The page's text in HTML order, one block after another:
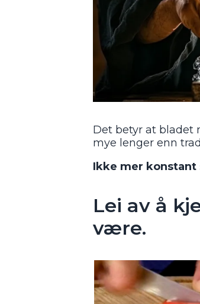
Det betyr at bladet
mye lenger enn
Ikke mer
Lei av å
være.